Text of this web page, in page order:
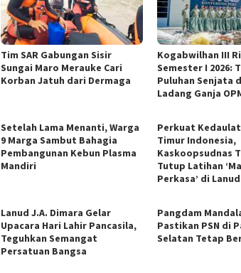
Tim SAR Gabungan Sisir
Sungai Maro Merauke Cari
Korban Jatuh dari Dermaga
Kogabwilhan III
Semester I 2026:
Puluhan Senjata
Ladang Ganja
Setelah Lama Menanti, Warga
9 Marga Sambut Bahagia
Pembangunan Kebun Plasma
Mandiri
Perkuat
Timur Indonesia,
Kaskoopsudnas
Tutup Latihan
Perkasa’ di
Lanud J.A. Dimara Gelar
Upacara Hari Lahir Pancasila,
Teguhkan Semangat
Persatuan Bangsa
Pangdam
Pastikan PSN di
Selatan Tetap